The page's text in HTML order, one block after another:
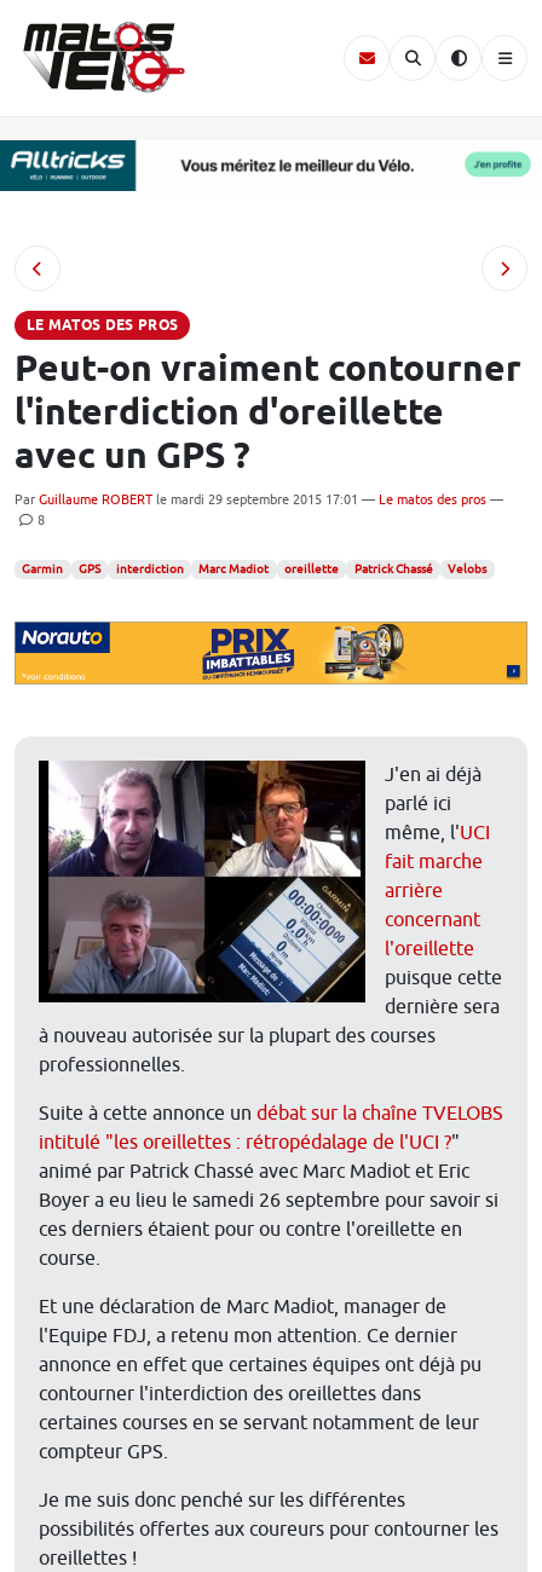
LE MATOS DES PROS
Peut-on vraiment contourner
l'interdiction d'oreillette
avec un GPS ?
Par Guillaume ROBERT le mardi 29 septembre 2015 17:01 — Le matos des pros —
8
Garmin GPS interdiction Marc Madiot oreillette Patrick Chassé Velobs
J'en ai déjà
parlé ici
même, l'UCI
fait marche
arrière
concernant
l'oreillette
puisque cette
dernière sera
à nouveau autorisée sur la plupart des courses
professionnelles.
Suite à cette annonce un débat sur la chaîne TVELOBS
intitulé "les oreillettes : rétropédalage de l'UCI ?"
animé par Patrick Chassé avec Marc Madiot et Eric
Boyer a eu lieu le samedi 26 septembre pour savoir si
ces derniers étaient pour ou contre l'oreillette en
course.
Et une déclaration de Marc Madiot, manager de
l'Equipe FDJ, a retenu mon attention. Ce dernier
annonce en effet que certaines équipes ont déjà pu
contourner l'interdiction des oreillettes dans
certaines courses en se servant notamment de leur
compteur GPS.
Je me suis donc penché sur les différentes
possibilités offertes aux coureurs pour contourner les
oreillettes !